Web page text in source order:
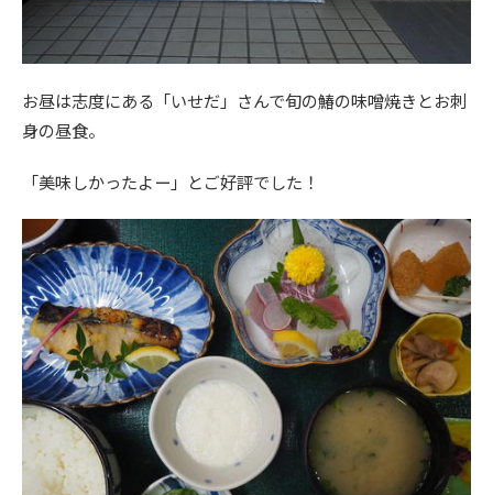
お昼は志度にある「いせだ」さんで旬の鰆の味噌焼きとお刺
身の昼食。
「美味しかったよー」とご好評でした！